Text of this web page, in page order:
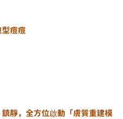
型痘痘
靜，全方位啟動「膚質重建模